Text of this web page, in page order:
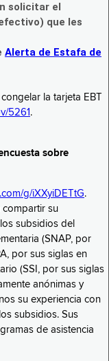
solicitar el
que les
Alerta de Estafa de
la tarjeta EBT
5261 .
sobre
g/iXXyiDETtG.
compartir su
subsidios del
(SNAP, por
por sus siglas en
(SSI, por sus siglas
anónimas y
su experiencia con
subsidios. Sus
de asistencia